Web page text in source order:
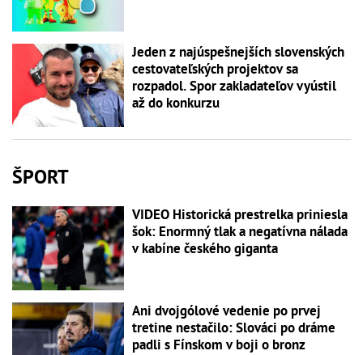
Jeden z najúspešnejších slovenských
cestovateľských projektov sa
rozpadol. Spor zakladateľov vyústil
až do konkurzu
ŠPORT
VIDEO Historická prestrelka priniesla
šok: Enormný tlak a negatívna nálada
v kabíne českého giganta
Ani dvojgólové vedenie po prvej
tretine nestačilo: Slováci po dráme
padli s Fínskom v boji o bronz